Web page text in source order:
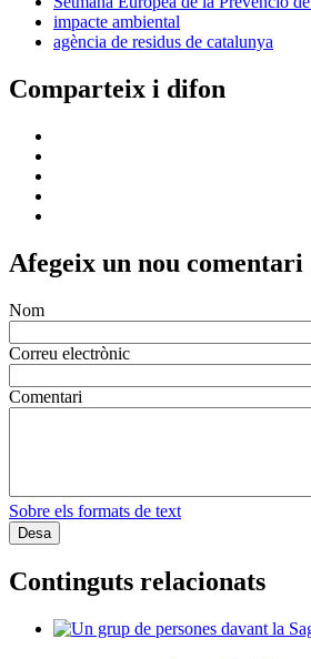
impacte ambiental
agència de residus de catalunya
Comparteix i difon
Afegeix un nou comentari
Nom
Correu electrònic
Comentari
Sobre els formats de text
Continguts relacionats